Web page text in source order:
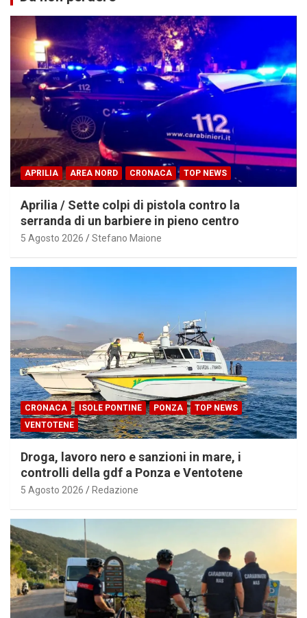
APRILIA AREA NORD CRONACA TOP NEWS
Aprilia / Sette colpi di pistola contro la
serranda di un barbiere in pieno centro
5 Agosto 2026 Stefano Maione
CRONACA ISOLE PONTINE PONZA
TOP NEWS
VENTOTENE
Droga, lavoro nero e sanzioni in mare, i
controlli della gdf a Ponza e Ventotene
5 Agosto 2026 Redazione